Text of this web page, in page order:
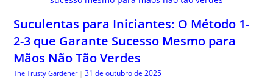
Suculentas para Iniciantes: O Método 1-
2-3 que Garante Sucesso Mesmo para
Mãos Não Tão Verdes
The Trusty Gardener | 31 de outubro de 2025